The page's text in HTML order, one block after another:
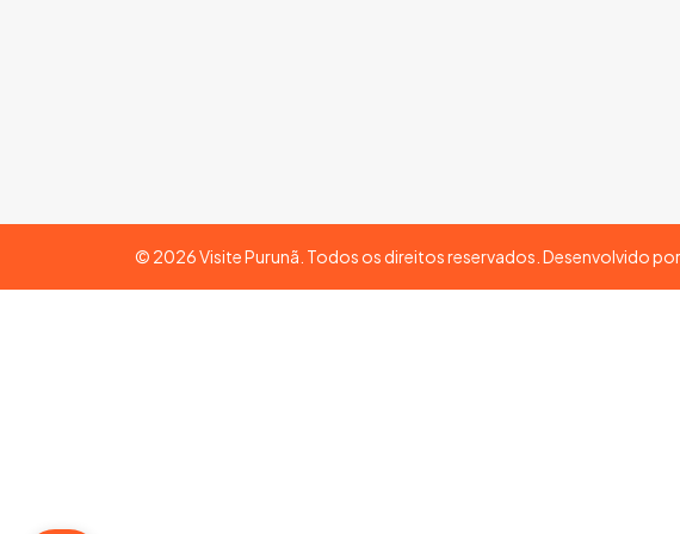
© 2026Visite Purunã. Todos os direitos reservados. Desenvolvido